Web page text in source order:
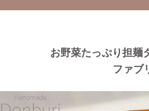
≪おすすめ≫自然感じる食卓、
お野菜たっぷり担麺
ファブ